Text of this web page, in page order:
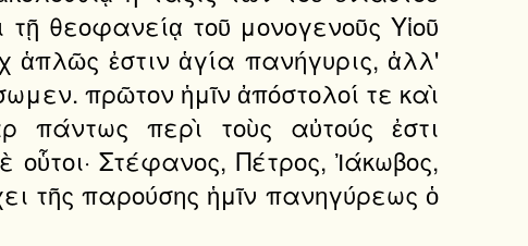
θεοφανείᾳ τοῦ μονογενοῦς Υἱοῦ
ἁπλῶς ἐστιν ἁγία πανήγυρις, ἀλλ'
πρῶτον ἡμῖν ἀπόστολοί τε καὶ
πάντως περὶ τοὺς αὐτούς ἐστι
Στέφανος, Πέτρος, Ἰάκωβος,
τῆς παρούσης ἡμῖν πανηγύρεως ὁ